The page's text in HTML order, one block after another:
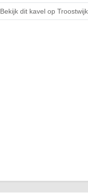
Bekijk dit kavel op Troostwijk